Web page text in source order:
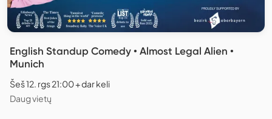
English Standup Comedy • Almost Legal Alien •
Munich
Šeš 12. rgs 21:00 + dar keli
Daug vietų